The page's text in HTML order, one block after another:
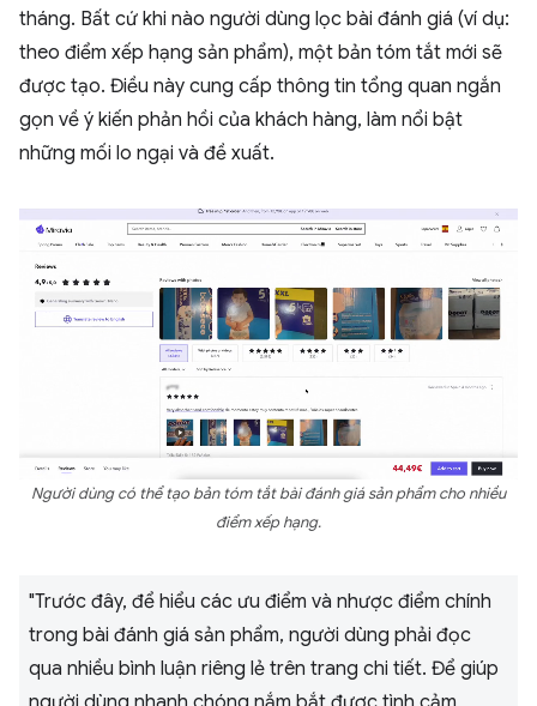
tháng. Bất cứ khi nào người dùng lọc bài đánh giá (ví dụ:
theo điểm xếp hạng sản phẩm), một bản tóm tắt mới sẽ
được tạo. Điều này cung cấp thông tin tổng quan ngắn
gọn về ý kiến phản hồi của khách hàng, làm nổi bật
những mối lo ngại và đề xuất.
Người dùng có thể tạo bản tóm tắt bài đánh giá sản phẩm cho nhiều
điểm xếp hạng.
"Trước đây, để hiểu các ưu điểm và nhược điểm chính
trong bài đánh giá sản phẩm, người dùng phải đọc
qua nhiều bình luận riêng lẻ trên trang chi tiết. Để giúp